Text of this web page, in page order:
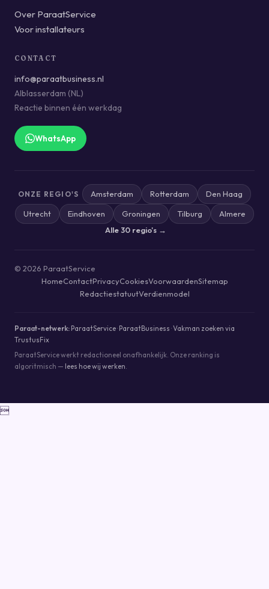
Over ParaatService
Voor installateurs
CONTACT
info@paraatbusiness.nl
Alblasserdam (NL)
Reactie binnen één werkdag
WhatsApp
ONZE REGIO'S Amsterdam Rotterdam Den Haag
Utrecht Eindhoven Groningen Tilburg
Almere
Alle 30 regio's →
© 2026 ParaatService
HomeContactPrivacyCookiesVoorwaardenSitemap
RedactiestatuutVerdienmodel
Paraat-netwerk: ParaatService· ParaatBusiness ·Vakman zoeken via
TrustusFix
ParaatService werkt redactioneel onafhankelijk. Onze ranking is
algoritmisch — lees hoe wij werken
